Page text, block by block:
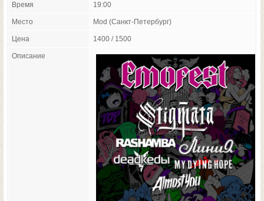
Время 19:00
Место Mod (Санкт-Петербург)
Цена 1400 / 1500
Описание